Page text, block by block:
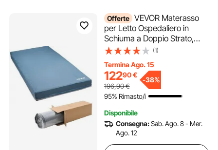
Offerte VEVOR Materasso
per Letto Ospedaliero in
Schiuma a Doppio Strato,
Capacità 158,8 kg, con
Pressione, Impermeabile per
Case di Cura e Assistenza
Domiciliare, 2030 x 914 x 153
mm
(1)
Termina Ago. 15
12290€
196,90€
-38%
95% Rimasto/i
Disponibile
Consegna:Sab. Ago. 8 - Mer.
Ago. 12